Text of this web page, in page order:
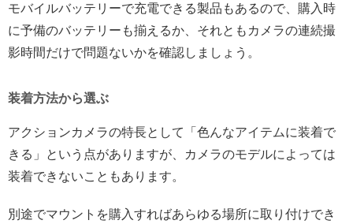
モバイルバッテリーで充電できる製品もあるので、購入時
に予備のバッテリーも揃えるか、それともカメラの連続撮
影時間だけで問題ないかを確認しましょう。
装着方法から選ぶ
アクションカメラの特長として「色んなアイテムに装着で
きる」という点がありますが、カメラのモデルによっては
装着できないこともあります。
別途でマウントを購入すればあらゆる場所に取り付けでき